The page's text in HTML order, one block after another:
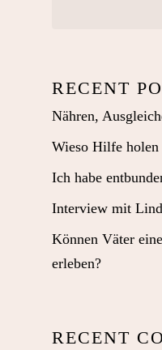
RECENT
Nähren,
Wieso Hilfe
Ich habe
Interview mit
Können Väter
erleben?
RECENT